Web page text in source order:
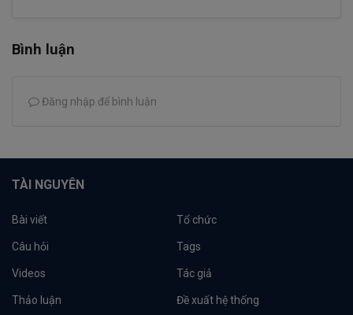
Bình luận
Đăng nhập để bình luận
TÀI NGUYÊN
Bài viết Tổ chức
Câu hỏi Tags
Videos Tác giả
Thảo luận Đề xuất hệ thống